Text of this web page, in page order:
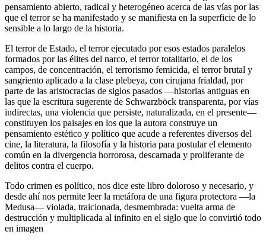
pensamiento abierto, radical y heterogéneo acerca de las vías por las
que el terror se ha manifestado y se manifiesta en la superficie de lo
sensible a lo largo de la historia.
El terror de Estado, el terror ejecutado por esos estados paralelos
formados por las élites del narco, el terror totalitario, el de los
campos, de concentración, el terrorismo femicida, el terror brutal y
sangriento aplicado a la clase plebeya, con cirujana frialdad, por
parte de las aristocracias de siglos pasados —historias antiguas en
las que la escritura sugerente de Schwarzböck transparenta, por vías
indirectas, una violencia que persiste, naturalizada, en el presente—
constituyen los paisajes en los que la autora construye un
pensamiento estético y político que acude a referentes diversos del
cine, la literatura, la filosofía y la historia para postular el elemento
común en la divergencia horrorosa, descarnada y proliferante de
delitos contra el cuerpo.
Todo crimen es político, nos dice este libro doloroso y necesario, y
desde ahí nos permite leer la metáfora de una figura protectora —la
Medusa— violada, traicionada, desmembrada: vuelta arma de
destrucción y multiplicada al infinito en el siglo que lo convirtió todo
en imagen